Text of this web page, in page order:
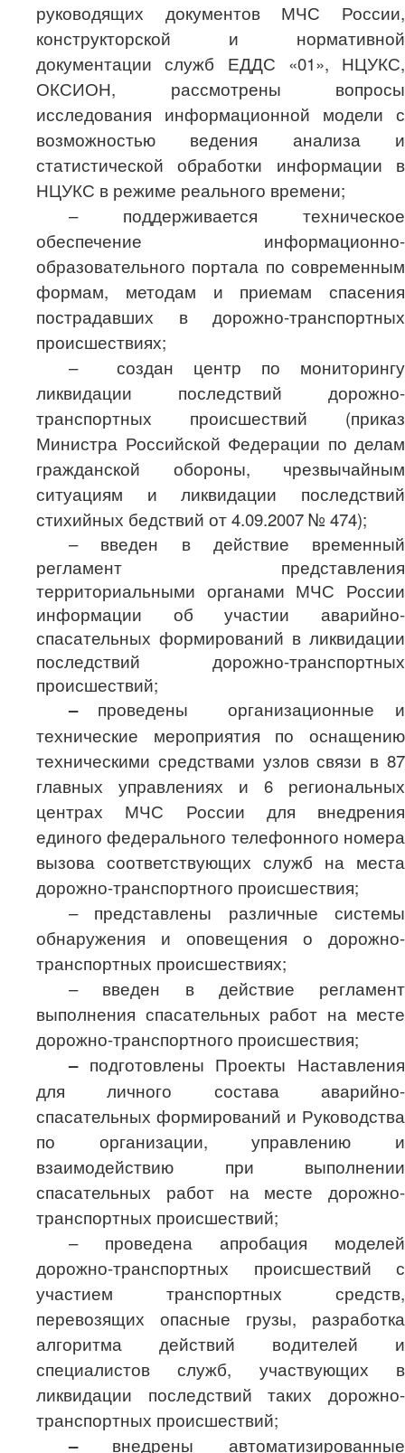
руководящих документов МЧС России,
конструкторской и нормативной
документации служб ЕДДС «01», НЦУКС,
ОКСИОН, рассмотрены вопросы
исследования информационной модели с
возможностью ведения анализа и
статистической обработки информации в
НЦУКС в режиме реального времени;
– поддерживается техническое
обеспечение информационно-
образовательного портала по современным
формам, методам и приемам спасения
пострадавших в дорожно-транспортных
происшествиях;
–
создан центр по мониторингу
ликвидации последствий дорожно-
транспортных происшествий (приказ
Министра Российской Федерации по делам
гражданской обороны, чрезвычайным
ситуациям и ликвидации последствий
стихийных бедствий от 4.09.2007 № 474);
– введен в действие временный
регламент представления
территориальными органами МЧС России
информации об участии аварийно-
спасательных формирований в ликвидации
последствий дорожно-транспортных
происшествий;
– проведены
организационные и
технические мероприятия по оснащению
техническими средствами узлов связи в 87
главных управлениях и 6 региональных
центрах МЧС России для внедрения
единого федерального телефонного номера
вызова соответствующих служб на места
дорожно-транспортного происшествия;
– представлены различные системы
обнаружения и оповещения о дорожно-
транспортных происшествиях;
– введен в действие регламент
выполнения спасательных работ на месте
дорожно-транспортного происшествия;
–подготовлены Проекты Наставления
для личного состава аварийно-
спасательных формирований и Руководства
по организации, управлению и
взаимодействию при выполнении
спасательных работ на месте дорожно-
транспортных происшествий;
– проведена апробация моделей
дорожно-транспортных происшествий с
участием транспортных средств,
перевозящих опасные грузы, разработка
алгоритма действий водителей и
специалистов служб, участвующих в
ликвидации последствий таких дорожно-
транспортных происшествий;
– внедрены автоматизированные